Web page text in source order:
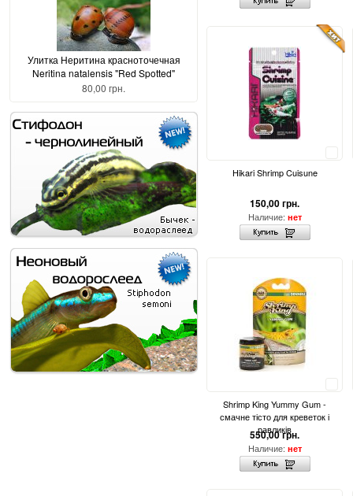
Hikari Shrimp Cuisune
150,00 грн.
Наличие: нет
Shrimp King Yummy Gum -
смачне тісто для креветок і
равликів
550,00 грн.
Наличие: нет
Улитка Неритина красноточечная
Neritina natalensis "Red Spotted"
80,00 грн.